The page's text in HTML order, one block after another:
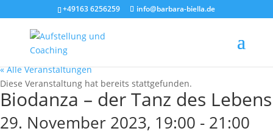
+49163 6256259 info@barbara-biella.de
« Alle Veranstaltungen
Diese Veranstaltung hat bereits stattgefunden.
Biodanza – der Tanz des Lebens
29. November 2023, 19:00 - 21:00